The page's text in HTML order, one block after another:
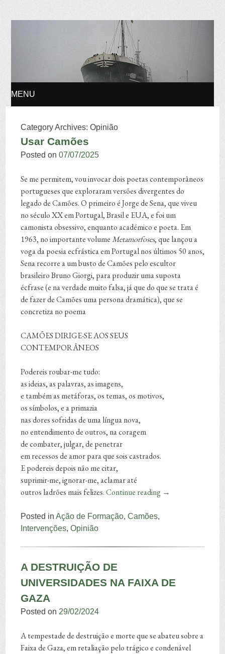
Osvaldo Manuel
Silvestre
MENU
Category Archives:Opinião
Usar Camões
Posted on07/07/2025
Se me permitem, vou invocar dois poetas contemporâneos
portugueses que exploraram versões divergentes do
legado de Camões. O primeiro é Jorge de Sena, que viveu
no século XX em Portugal, Brasil e EUA, e foi um
camonista obsessivo, enquanto académico e poeta. Em
1963, no importante volumeMetamorfoses, que lançou a
voga da poesia ecfrástica em Portugal nos últimos 50 anos,
Sena recorre a um busto de Camões pelo escultor
brasileiro Bruno Giorgi, para produzir uma suposta
écfrase (e na verdade muito falsa, já que do que se trata é
de fazer de Camões uma persona dramática), que se
concretiza no poema
CAMÕES DIRIGE-SE AOS SEUS
CONTEMPORÂNEOS
Podereis roubar-me tudo:
as ideias, as palavras, as imagens,
e também as metáforas, os temas, os motivos,
os símbolos, e a primazia
nas dores sofridas de uma língua nova,
no entendimento de outros, na coragem
de combater, julgar, de penetrar
em recessos de amor para que sois castrados.
E podereis depois não me citar,
suprimir-me, ignorar-me, aclamar até
outros ladrões mais felizes.Continue reading →
Posted inAção de Formação,Camões,
Intervenções,Opinião
A DESTRUIÇÃO DE
UNIVERSIDADES NA FAIXA DE
GAZA
Posted on 29/02/2024
A tempestade de destruição e morte que se abateu sobre a
Faixa de Gaza, em retaliação pelo trágico e condenável